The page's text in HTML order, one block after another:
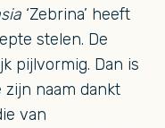
‘Zebrina’ heeft
stelen. De
pijlvormig. Dan is
zijn naam dankt
van